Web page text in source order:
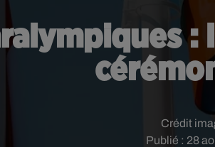
:
Publié : 28
Crédit